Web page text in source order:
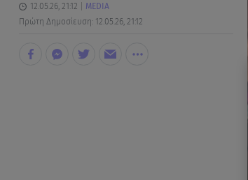
12.05.26, 21:12
MEDIA
Πρώτη Δημοσίευση: 12.05.26, 21:12